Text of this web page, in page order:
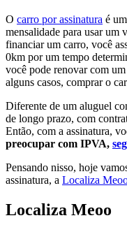
O carro por assinatura é
mensalidade para usar um
financiar um carro, você
0km por um tempo
você pode renovar com
alguns casos, comprar o
Diferente de um aluguel
de longo prazo, com
Então, com a assinatura,
preocupar com IPVA,
Pensando nisso, hoje
assinatura, a Localiza
Localiza Meoo